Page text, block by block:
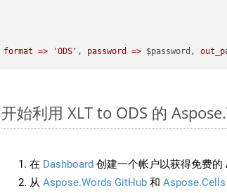
format => 'ODS' , password => $password,
开始利用 XLT to ODS 的
在 Dashboard 创建一个帐户以获得免费的
从 Aspose.Words GitHub 和